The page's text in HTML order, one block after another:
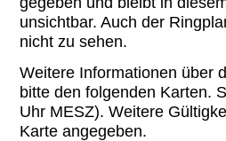
unsichtbar. Auch der
nicht zu sehen.
Weitere Informationen über
bitte den folgenden Karten.
Uhr MESZ). Weitere
Karte angegeben.